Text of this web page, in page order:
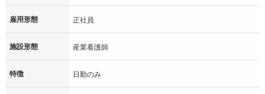
雇用形態 正社員
施設形態 産業看護師
特徴 日勤のみ